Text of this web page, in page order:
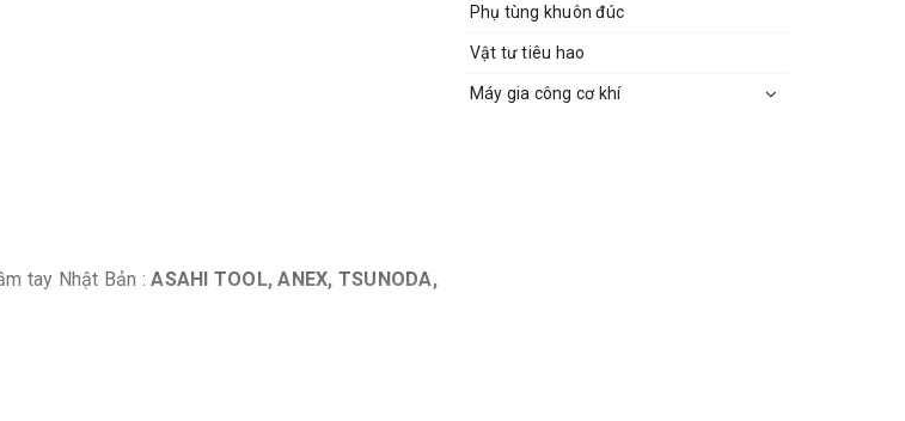
tay Nhật Bản :ASAHI TOOL, ANEX, TSUNODA,
Phụ tùng khuôn đúc
Vật tư tiêu hao
Máy gia công cơ khí